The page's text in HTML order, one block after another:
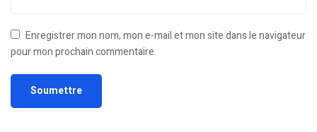
Enregistrer mon nom, mon e-mail et mon site dans le navigateur
pour mon prochain commentaire.